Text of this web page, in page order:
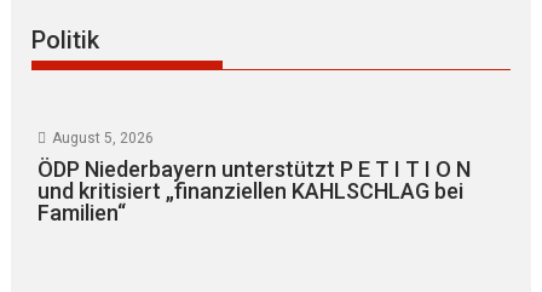
Politik
August 5, 2026
ÖDP Niederbayern unterstützt P E T I T I O N
und kritisiert „finanziellen KAHLSCHLAG bei
Familien“